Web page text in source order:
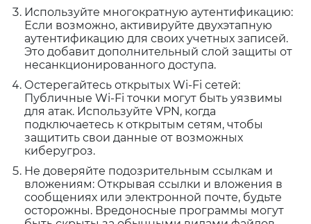
Используйте многократную аутентификацию:
Если возможно, активируйте двухэтапную
аутентификацию для своих учетных записей.
Это добавит дополнительный слой защиты от
несанкционированного доступа.
Остерегайтесь открытых Wi-Fi сетей:
Публичные Wi-Fi точки могут быть уязвимы
для атак. Используйте VPN, когда
подключаетесь к открытым сетям, чтобы
защитить свои данные от возможных
киберугроз.
Не доверяйте подозрительным ссылкам и
вложениям: Открывая ссылки и вложения в
сообщениях или электронной почте, будьте
осторожны. Вредоносные программы могут